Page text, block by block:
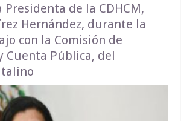
Presidenta de la CDHCM,
Hernández, durante la
con la Comisión de
Cuenta Pública, del